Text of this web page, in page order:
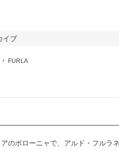
イブ
FURLA
のボローニャで、アルド・フルラ